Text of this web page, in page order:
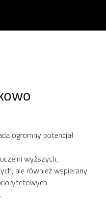
ogromny potencjał
wyższych,
ale również wspierany